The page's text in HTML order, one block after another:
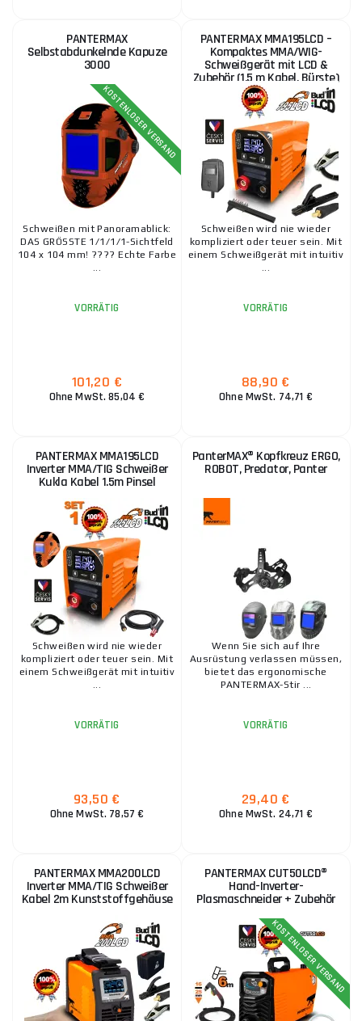
beim Lieferanten
IN DEN WARENKORB
€
PANTERMAX MIG230DP – Digitales MIG/WIG/MMA-
Inverter-Schweißgerät für den Profieinsatz
VORRÄTIG ks IN DEN WARENKORB 482,20 €
PanterMAX® Kopfkreuz ERGO, ROBOT, Predator,
Panter
VORRÄTIG ks IN DEN WARENKORB 29,40 €
Schweißgerät mit LCD & Zubehör (1,5 m Kabel,
VORRÄTIG ks IN DEN WARENKORB 669,70 €
Riemenscheibe 0,8/1,0mm Aluminium
VORRÄTIG ks
PANTERMAX
Selbstabdunkelnde Kapuze
3000
KOSTENLOSER VERSAND
Schweißen mit Panoramablick:
DAS GRÖSSTE 1/1/1/1-Sichtfeld
104 x 104 mm! ???? Echte Farbe
...
VORRÄTIG
101,20 €
Ohne MwSt. 85,04 €
PANTERMAX MMA195LCD –
Kompaktes MMA/WIG-
Schweißgerät mit LCD &
Zubehör (1,5 m Kabel, Bürste)
Schweißen wird nie wieder
kompliziert oder teuer sein. Mit
einem Schweißgerät mit intuitiv
...
VORRÄTIG
88,90 €
Ohne MwSt. 74,71 €
PANTERMAX MMA195LCD
Inverter MMA/TIG Schweißer
Kukla Kabel 1.5m Pinsel
Schweißen wird nie wieder
kompliziert oder teuer sein. Mit
einem Schweißgerät mit intuitiv
...
VORRÄTIG
93,50 €
Ohne MwSt. 78,57 €
PanterMAX® Kopfkreuz ERGO,
ROBOT, Predator, Panter
Wenn Sie sich auf Ihre
Ausrüstung verlassen müssen,
bietet das ergonomische
PANTERMAX-Stir ...
VORRÄTIG
29,40 €
Ohne MwSt. 24,71 €
PANTERMAX MMA200LCD
Inverter MMA/TIG Schweißer
Kabel 2m Kunststoffgehäuse
PANTERMAX CUT50LCD®
Hand-Inverter-
Plasmaschneider + Zubehör
KOSTENLOSER VERSAND